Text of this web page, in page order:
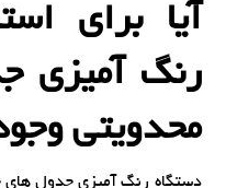
آیا برای
رنگ آمیزی
محدویتی
دستگاه رنگ آمیزی جدول